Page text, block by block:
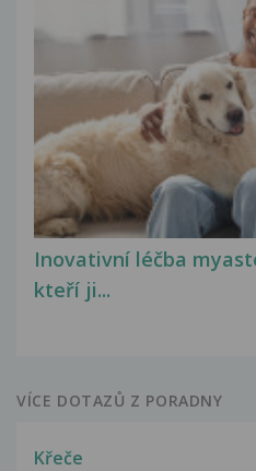
Inovativní léčba
kteří ji...
VÍCE DOTAZŮ Z PORADNY
Křeče